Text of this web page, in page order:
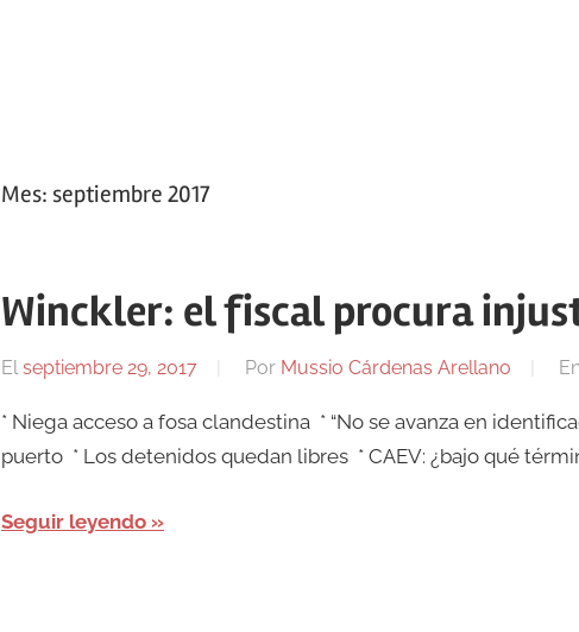
Mes: septiembre 2017
Winckler: el fiscal procura
Elseptiembre 29, 2017 Por Mussio Cárdenas Arellano En
* Niega acceso a fosa clandestina * “No se avanza en
puerto * Los detenidos quedan libres * CAEV: ¿bajo qué
Seguir leyendo